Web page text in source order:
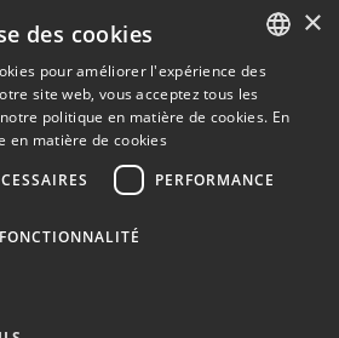
JURIDIQUES
DE CONFIDENTIALITÉ
SPANISH
×
des cookies
pour améliorer l'expérience des
site web, vous acceptez tous les
politique en matière de cookies. En
en matière de cookies
PERFORMANCE
FONCTIONNALITÉ